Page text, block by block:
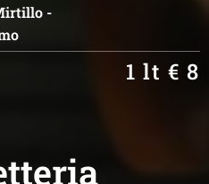
-
1 lt € 8